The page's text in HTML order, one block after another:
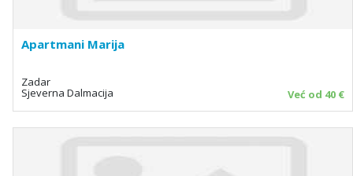
Apartmani Marija
Zadar
Sjeverna Dalmacija Već od 40 €